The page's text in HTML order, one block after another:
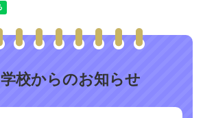
学校からのお知らせ